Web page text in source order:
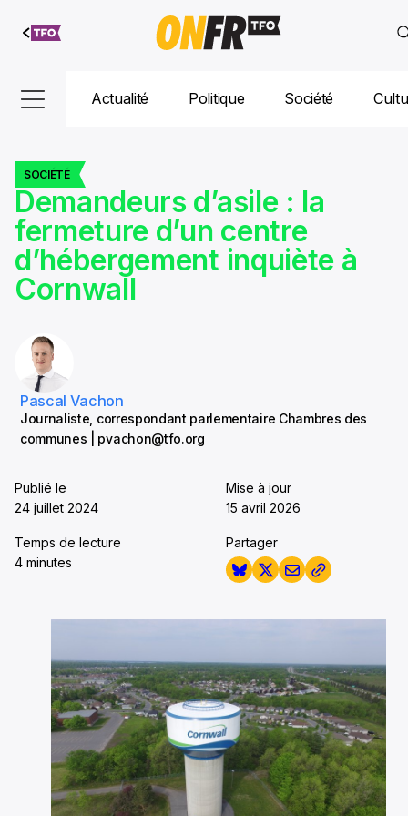
Aller au
contenu
Actualité Politique Société
SOCIÉTÉ
Demandeurs d’asile : la
fermeture d’un centre
d’hébergement inquiète à
Cornwall
Pascal Vachon
Journaliste, correspondant parlementaire Chambres des
communes | pvachon@tfo.org
Publié le
24 juillet 2024
Mise à jour
15 avril 2026
Temps de lecture
4 minutes
Partager